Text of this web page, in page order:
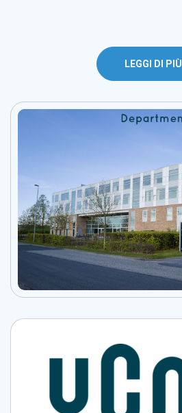
LEGGI DI PIÙ